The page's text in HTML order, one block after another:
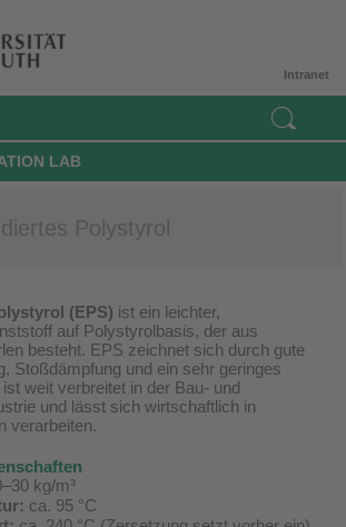
Intranet
LAB
Polystyrol
(EPS) ist ein leichter,
auf Polystyrolbasis, der aus
besteht. EPS zeichnet sich durch gute
Stoßdämpfung und ein sehr geringes
weit verbreitet in der Bau- und
und lässt sich wirtschaftlich in
verarbeiten.
kg/m³
ca. 95 °C